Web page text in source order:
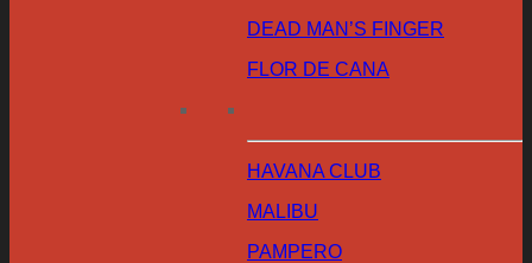
DEAD MAN’S FINGER
FLOR DE CANA
HAVANA CLUB
MALIBU
PAMPERO